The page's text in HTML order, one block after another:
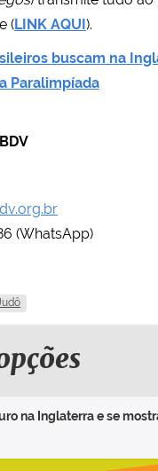
(LINK AQUI ).
buscam na
Paralimpíada
(WhatsApp)
na Inglaterra e se